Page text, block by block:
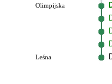
Olimpijska
Leśna